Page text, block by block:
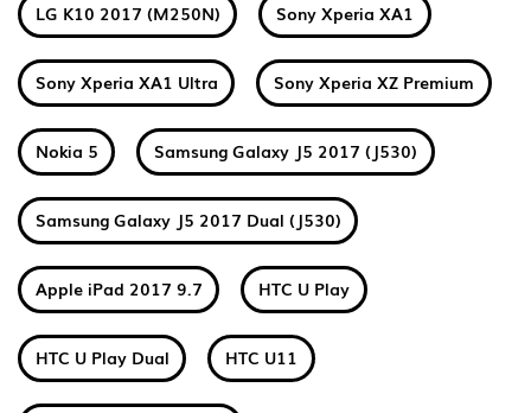
LG K10 2017 (M250N) Sony Xperia XA1
Sony Xperia XA1 Ultra Sony Xperia XZ Premium
Nokia 5 Samsung Galaxy J5 2017 (J530)
Samsung Galaxy J5 2017 Dual (J530)
Apple iPad 2017 9.7 HTC U Play
HTC U Play Dual HTC U11